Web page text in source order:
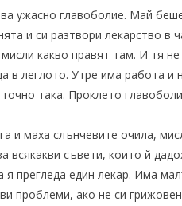
ужасно главоболие. Май
и си разтвори лекарство в
какво правят там. И тя
в леглото. Утре има работа и
така. Проклето
и маха слънчевите очила,
съвети, които й
прегледа един лекар. Има
проблеми, ако не си